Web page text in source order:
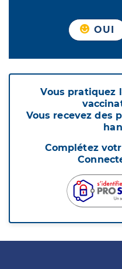
OUI
Vous pratiquez
Vous recevez des
Complétez